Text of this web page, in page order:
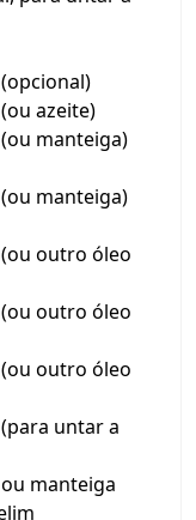
azeite)
manteiga)
manteiga)
outro óleo
outro óleo
outro óleo
untar a
manteiga